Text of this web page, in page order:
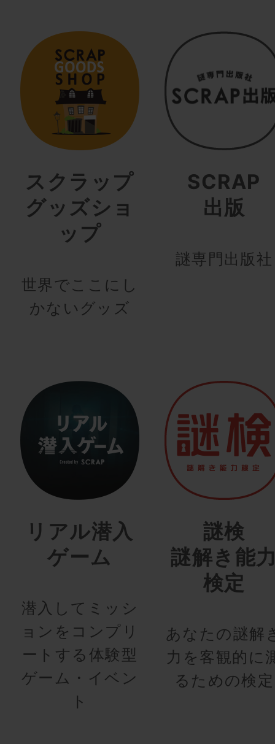
スクラップ
グッズショ
ップ
世界でここにし
かないグッズ
SCRAP
出版
謎専門出版社
リアル潜入
ゲーム
潜入してミッシ
ョンをコンプリ
ートする体験型
ゲーム・イベン
ト
謎検
謎解き能
検定
あなたの謎解
力を客観的に
るための検定